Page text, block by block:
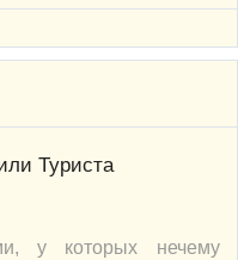
Туриста
у которых нечему